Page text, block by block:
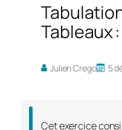
Tableaux
Julien Crego 5
Cet exercice